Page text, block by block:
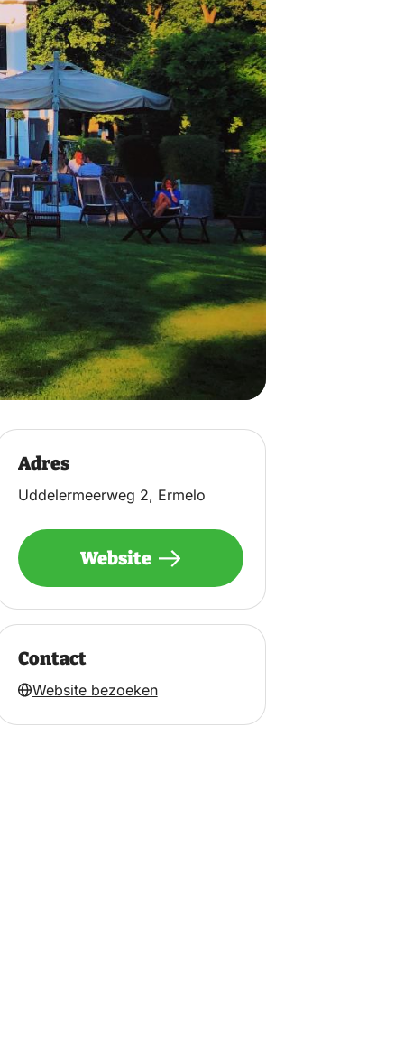
Adres
Uddelermeerweg 2, Ermelo
Website
Contact
Website bezoeken